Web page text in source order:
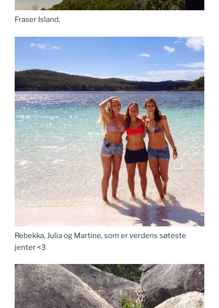
Fraser Island.
Rebekka, Julia og Martine, som er verdens søteste
jenter <3